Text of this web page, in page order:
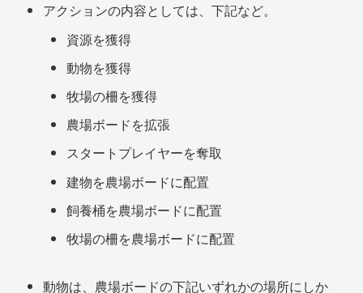
アクションの内容としては、下記など。
資源を獲得
動物を獲得
牧場の柵を獲得
農場ボードを拡張
スタートプレイヤーを奪取
建物を農場ボードに配置
飼養桶を農場ボードに配置
牧場の柵を農場ボードに配置
動物は、農場ボードの下記いずれかの場所にしか